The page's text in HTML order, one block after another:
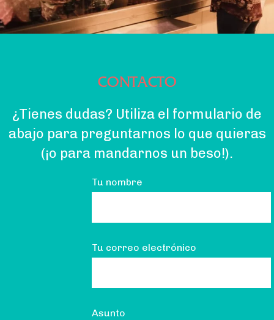
CONTACTO
¿Tienes dudas? Utiliza el formulario de
abajo para preguntarnos lo que quieras
(¡o para mandarnos un beso!).
Tu nombre
Tu correo electrónico
Asunto